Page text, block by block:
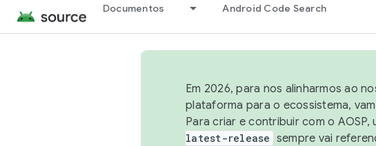
Documentos Android Code Search
Em 2026, para nos alinharmos ao
plataforma para o ecossistema,
Para criar e contribuir com o AOSP,
latest-release sempre vai